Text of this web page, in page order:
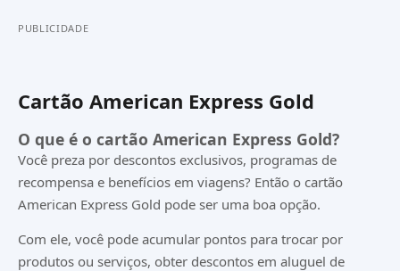
PUBLICIDADE
Cartão American Express Gold
O que é o cartão American Express Gold?
Você preza por descontos exclusivos, programas de
recompensa e benefícios em viagens? Então o cartão
American Express Gold pode ser uma boa opção.
Com ele, você pode acumular pontos para trocar por
produtos ou serviços, obter descontos em aluguel de